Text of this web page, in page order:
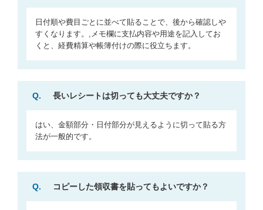
日付順や費目ごとに並べて貼ることで、後から確認しや
すくなります。,メモ欄に支払内容や用途を記入してお
くと、経費精算や帳簿付けの際に役立ちます。
Q. 長いレシートは切っても大丈夫ですか？
はい、金額部分・日付部分が見えるように切って貼る方
法が一般的です。
Q. コピーした領収書を貼ってもよいですか？